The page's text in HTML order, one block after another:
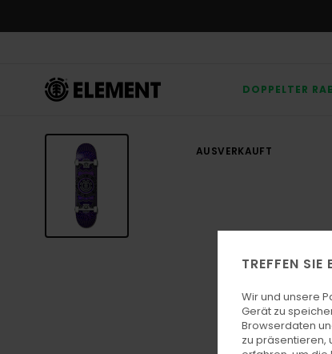
Produktinformation
DOPPELTER
AUSVERKAUFT
TREFFEN SIE
Wir und unsere
Gerät zu
Browserdaten
zu präsentieren,